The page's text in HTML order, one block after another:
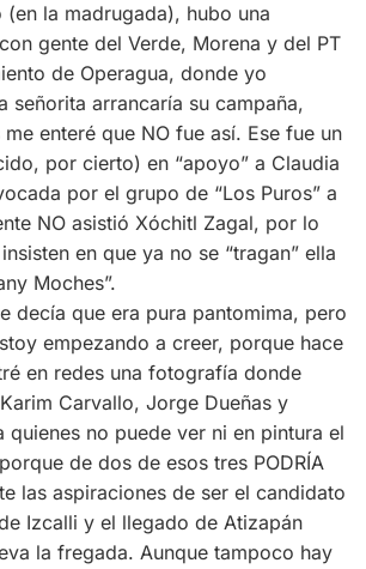
(en la madrugada), hubo una
gente del Verde, Morena y del PT
de Operagua, donde yo
señorita arrancaría su campaña,
enteré que NO fue así. Ese fue un
por cierto) en “apoyo” a Claudia
por el grupo de “Los Puros” a
NO asistió Xóchitl Zagal, por lo
en que ya no se “tragan” ella
Moches”.
decía que era pura pantomima, pero
empezando a creer, porque hace
en redes una fotografía donde
Carvallo, Jorge Dueñas y
quienes no puede ver ni en pintura el
de dos de esos tres PODRÍA
las aspiraciones de ser el candidato
Izcalli y el llegado de Atizapán
la fregada. Aunque tampoco hay